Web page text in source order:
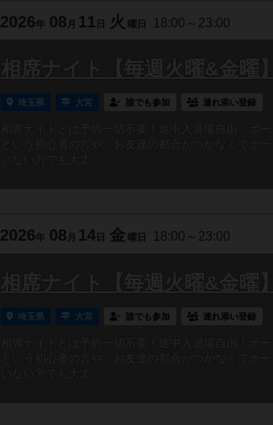
2026年 08 月 11 火 曜日 18:00～23:00
相席ナイト【毎週火曜&金曜】
埼玉県 大宮 誰でも参加 連れ添い登録
2026年 08 月 14 金 曜日 18:00～23:00
相席ナイト【毎週火曜&金曜】
埼玉県 大宮 誰でも参加 連れ添い登録